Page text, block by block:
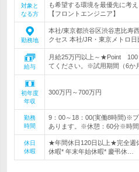
対象と
なる方
も希望する環境を最優先に考
【フロントエンジニア】
勤務地
本社/東京都渋谷区渋谷恵比寿
クセス 本社/JR・東京メトロ日
給与
月給25万円以上～★Point 100
てください。※試用期間（6か
初年度
年収
300万円～700万円
勤務
時間
9：00～18：00(実働8時間)※
あります。※休憩：60分※時間
休日
休暇
★年間休日120日以上★完全週
休暇* 年末年始休暇* 慶弔休…